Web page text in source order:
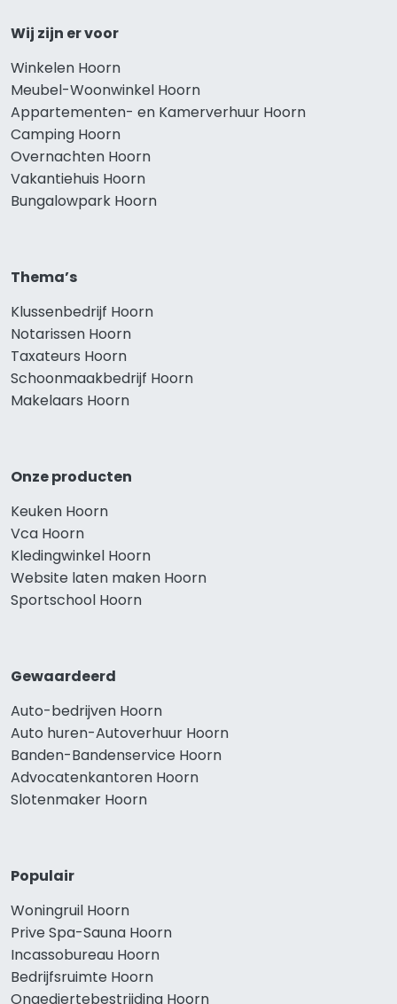
Wij zijn er voor
Winkelen Hoorn
Meubel-Woonwinkel Hoorn
Appartementen- en Kamerverhuur Hoorn
Camping Hoorn
Overnachten Hoorn
Vakantiehuis Hoorn
Bungalowpark Hoorn
Thema’s
Klussenbedrijf Hoorn
Notarissen Hoorn
Taxateurs Hoorn
Schoonmaakbedrijf Hoorn
Makelaars Hoorn
Onze producten
Keuken Hoorn
Vca Hoorn
Kledingwinkel Hoorn
Website laten maken Hoorn
Sportschool Hoorn
Gewaardeerd
Auto-bedrijven Hoorn
Auto huren-Autoverhuur Hoorn
Banden-Bandenservice Hoorn
Advocatenkantoren Hoorn
Slotenmaker Hoorn
Populair
Woningruil Hoorn
Prive Spa-Sauna Hoorn
Incassobureau Hoorn
Bedrijfsruimte Hoorn
Ongediertebestrijding Hoorn